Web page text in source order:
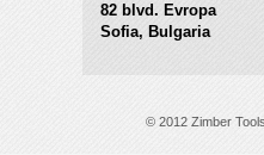
82 blvd. Evropa
Sofia, Bulgaria
© 2012 Zimber